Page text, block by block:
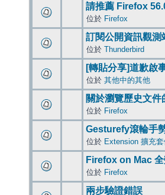
請推薦 Firefox
位於 Firefox
訂閱公開資訊觀測
位於 Thunderbird
[轉貼分享]道歉啟
位於 其他中的其他
關於瀏覽歷史文件
位於 Firefox
Gesturefy滾輪手
位於 Extension 擴充
Firefox on Mac
位於 Firefox
兩步驗證錯誤